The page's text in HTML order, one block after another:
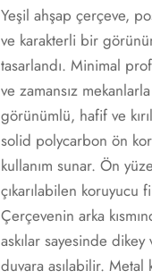
Yeşil ahşap çerçeve,
ve karakterli bir
tasarlandı. Minimal
ve zamansız
görünümlü, hafif ve
solid polycarbon ön
kullanım sunar. Ön
çıkarılabilen
Çerçevenin arka
askılar sayesinde dikey
duvara asılabilir. Metal